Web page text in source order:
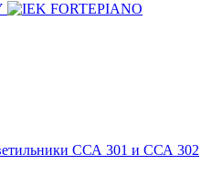
ССА 301 и ССА 302